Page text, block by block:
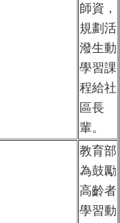
師資，
規劃活
潑生動
學習課
程給社
區長
輩。
教育部
為鼓勵
高齡者
學習動